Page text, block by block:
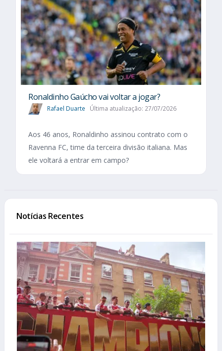
Ronaldinho Gaúcho vai voltar a jogar?
Rafael Duarte Última atualização: 27/07/2026
Aos 46 anos, Ronaldinho assinou contrato com o
Ravenna FC, time da terceira divisão italiana. Mas
ele voltará a entrar em campo?
Notícias Recentes